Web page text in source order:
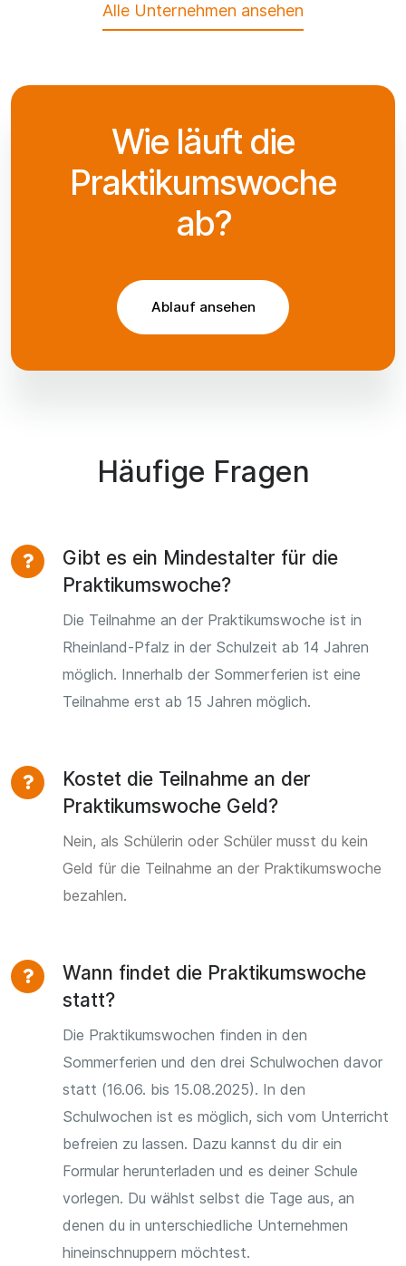
Alle Unternehmen ansehen
Wie läuft die
Praktikumswoche
ab?
Ablauf ansehen
Häufige Fragen
Gibt es ein Mindestalter für die
Praktikumswoche?
Die Teilnahme an der Praktikumswoche ist in
Rheinland-Pfalz in der Schulzeit ab 14 Jahren
möglich. Innerhalb der Sommerferien ist eine
Teilnahme erst ab 15 Jahren möglich.
Kostet die Teilnahme an der
Praktikumswoche Geld?
Nein, als Schülerin oder Schüler musst du kein
Geld für die Teilnahme an der Praktikumswoche
bezahlen.
Wann findet die Praktikumswoche
statt?
Die Praktikumswochen finden in den
Sommerferien und den drei Schulwochen davor
statt (16.06. bis 15.08.2025). In den
Schulwochen ist es möglich, sich vom Unterricht
befreien zu lassen. Dazu kannst du dir ein
Formular herunterladen und es deiner Schule
vorlegen. Du wählst selbst die Tage aus, an
denen du in unterschiedliche Unternehmen
hineinschnuppern möchtest.